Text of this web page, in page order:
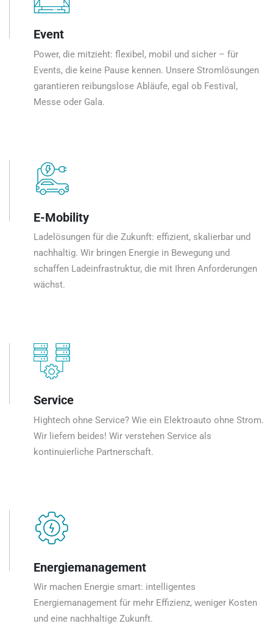
Event
Power, die mitzieht: flexibel, mobil und sicher – für
Events, die keine Pause kennen. Unsere Stromlösungen
garantieren reibungslose Abläufe, egal ob Festival,
Messe oder Gala.
E-Mobility
Ladelösungen für die Zukunft: effizient, skalierbar und
nachhaltig. Wir bringen Energie in Bewegung und
schaffen Ladeinfrastruktur, die mit Ihren Anforderungen
wächst.
Service
Hightech ohne Service? Wie ein Elektroauto ohne Strom.
Wir liefern beides! Wir verstehen Service als
kontinuierliche Partnerschaft.
Energiemanagement
Wir machen Energie smart: intelligentes
Energiemanagement für mehr Effizienz, weniger Kosten
und eine nachhaltige Zukunft.